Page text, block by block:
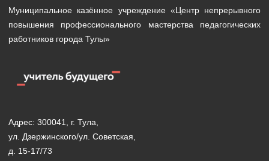
Муниципальное казённое учреждение «Центр непрерывного
повышения профессионального мастерства педагогических
работников города Тулы»
Адрес: 300041, г. Тула,
ул. Дзержинского/ул. Советская,
д. 15-17/73